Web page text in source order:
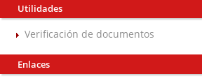
Utilidades
Verificación de documentos
Enlaces